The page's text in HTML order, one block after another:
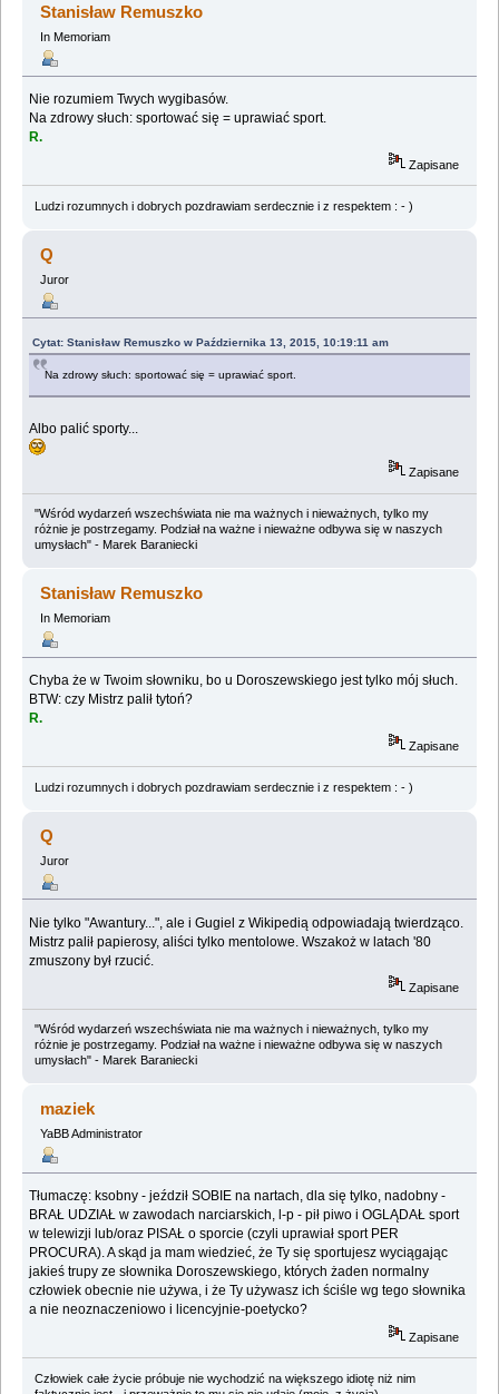
Stanisław Remuszko
In Memoriam
Nie rozumiem Twych wygibasów.
Na zdrowy słuch: sportować się = uprawiać sport.
R.
Zapisane
Ludzi rozumnych i dobrych pozdrawiam serdecznie i z respektem : - )
Q
Juror
Cytat: Stanisław Remuszko w Października 13, 2015, 10:19:11 am
Na zdrowy słuch: sportować się = uprawiać sport.
Albo palić sporty...
Zapisane
"Wśród wydarzeń wszechświata nie ma ważnych i nieważnych, tylko my
różnie je postrzegamy. Podział na ważne i nieważne odbywa się w naszych
umysłach" - Marek Baraniecki
Stanisław Remuszko
In Memoriam
Chyba że w Twoim słowniku, bo u Doroszewskiego jest tylko mój słuch.
BTW: czy Mistrz palił tytoń?
R.
Zapisane
Ludzi rozumnych i dobrych pozdrawiam serdecznie i z respektem : - )
Q
Juror
Nie tylko "Awantury...", ale i Gugiel z Wikipedią odpowiadają twierdząco.
Mistrz palił papierosy, aliści tylko mentolowe. Wszakoż w latach '80
zmuszony był rzucić.
Zapisane
"Wśród wydarzeń wszechświata nie ma ważnych i nieważnych, tylko my
różnie je postrzegamy. Podział na ważne i nieważne odbywa się w naszych
umysłach" - Marek Baraniecki
maziek
YaBB Administrator
Tłumaczę: ksobny - jeździł SOBIE na nartach, dla się tylko, nadobny -
BRAŁ UDZIAŁ w zawodach narciarskich, l-p - pił piwo i OGLĄDAŁ sport
w telewizji lub/oraz PISAŁ o sporcie (czyli uprawiał sport PER
PROCURA). A skąd ja mam wiedzieć, że Ty się sportujesz wyciągając
jakieś trupy ze słownika Doroszewskiego, których żaden normalny
człowiek obecnie nie używa, i że Ty używasz ich ściśle wg tego słownika
a nie neoznaczeniowo i licencyjnie-poetycko?
Zapisane
Człowiek całe życie próbuje nie wychodzić na większego idiotę niż nim